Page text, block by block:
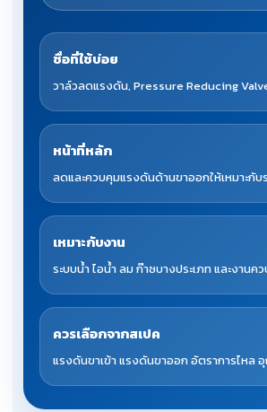
ชื่อที่ใช้บ่อย
วาล์วลดแรงดัน, Pressure Reducing
หน้าที่หลัก
ลดและควบคุมแรงดันด้านขาออกให้เหมาะกับ
เหมาะกับงาน
ระบบน้ำ ไอน้ำ ลม ก๊าซบางประเภท และงานค
ควรเลือกจากสเปค
แรงดันขาเข้า แรงดันขาออก อัตราการไหล